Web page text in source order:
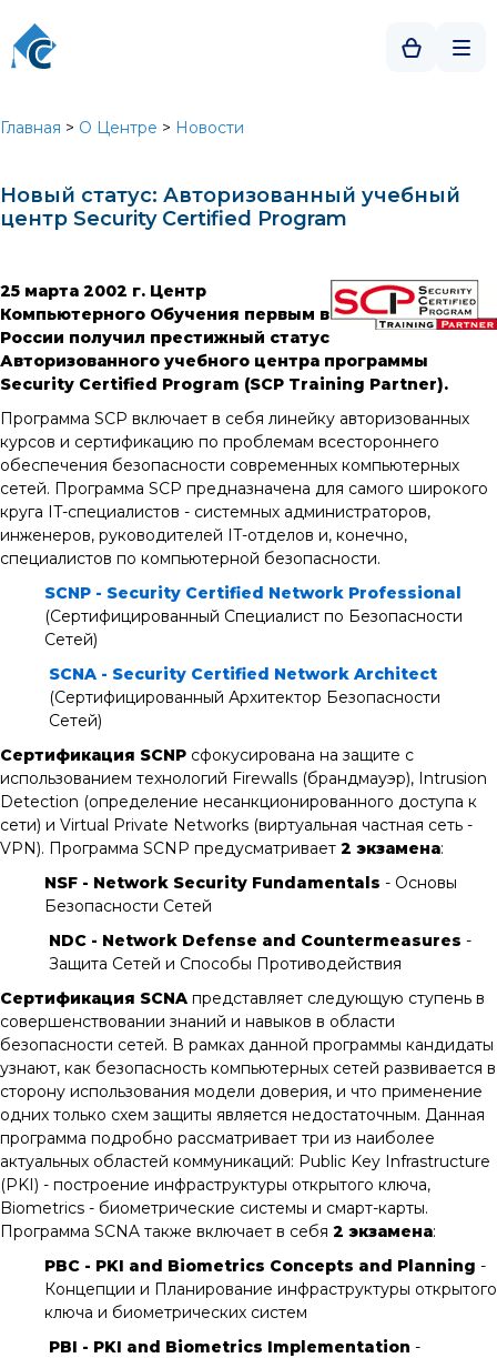
Главная > О Центре > Новости
Новый статус: Авторизованный учебный
центр Security Certified Program
25 марта 2002 г. Центр
Компьютерного Обучения первым в
России получил престижный статус
Авторизованного учебного центра программы
Security Certified Program (SCP Training Partner).
Программа SCP включает в себя линейку авторизованных
курсов и сертификацию по проблемам всестороннего
обеспечения безопасности современных компьютерных
сетей. Программа SCP предназначена для самого широкого
круга IT-специалистов - системных администраторов,
инженеров, руководителей IT-отделов и, конечно,
специалистов по компьютерной безопасности.
SCNP - Security Certified Network Professional
(Сертифицированный Специалист по Безопасности
Сетей)
SCNA - Security Certified Network Architect
(Сертифицированный Архитектор Безопасности
Сетей)
Сертификация SCNP сфокусирована на защите с
использованием технологий Firewalls (брандмауэр), Intrusion
Detection (определение несанкционированного доступа к
сети) и Virtual Private Networks (виртуальная частная сеть -
VPN). Программа SCNP предусматривает 2 экзамена:
NSF - Network Security Fundamentals - Основы
Безопасности Сетей
NDC - Network Defense and Countermeasures -
Защита Сетей и Способы Противодействия
Сертификация SCNA представляет следующую ступень в
совершенствовании знаний и навыков в области
безопасности сетей. В рамках данной программы кандидаты
узнают, как безопасность компьютерных сетей развивается в
сторону использования модели доверия, и что применение
одних только схем защиты является недостаточным. Данная
программа подробно рассматривает три из наиболее
актуальных областей коммуникаций: Public Key Infrastructure
(PKI) - построение инфраструктуры открытого ключа,
Biometrics - биометрические системы и смарт-карты.
Программа SCNA также включает в себя 2 экзамена:
PBC - PKI and Biometrics Concepts and Planning -
Концепции и Планирование инфраструктуры открытого
ключа и биометрических систем
PBI - PKI and Biometrics Implementation -